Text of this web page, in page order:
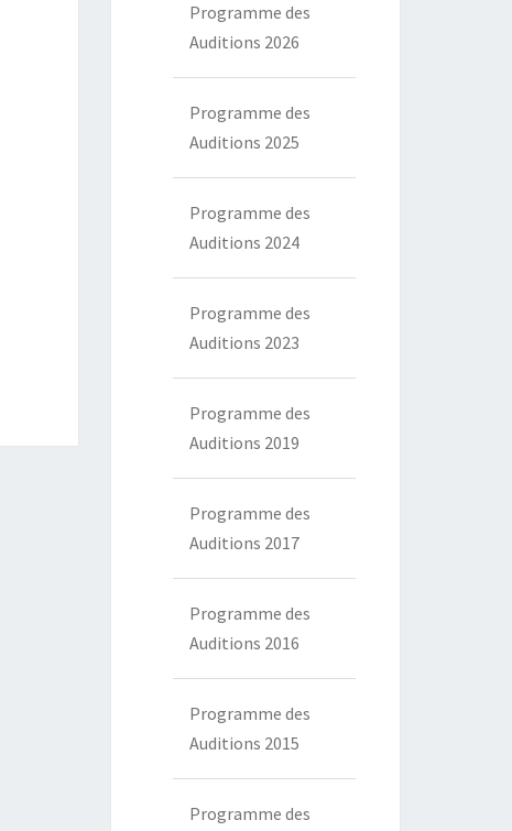
Programme des
Auditions 2026
Programme des
Auditions 2025
Programme des
Auditions 2024
Programme des
Auditions 2023
Programme des
Auditions 2019
Programme des
Auditions 2017
Programme des
Auditions 2016
Programme des
Auditions 2015
Programme des